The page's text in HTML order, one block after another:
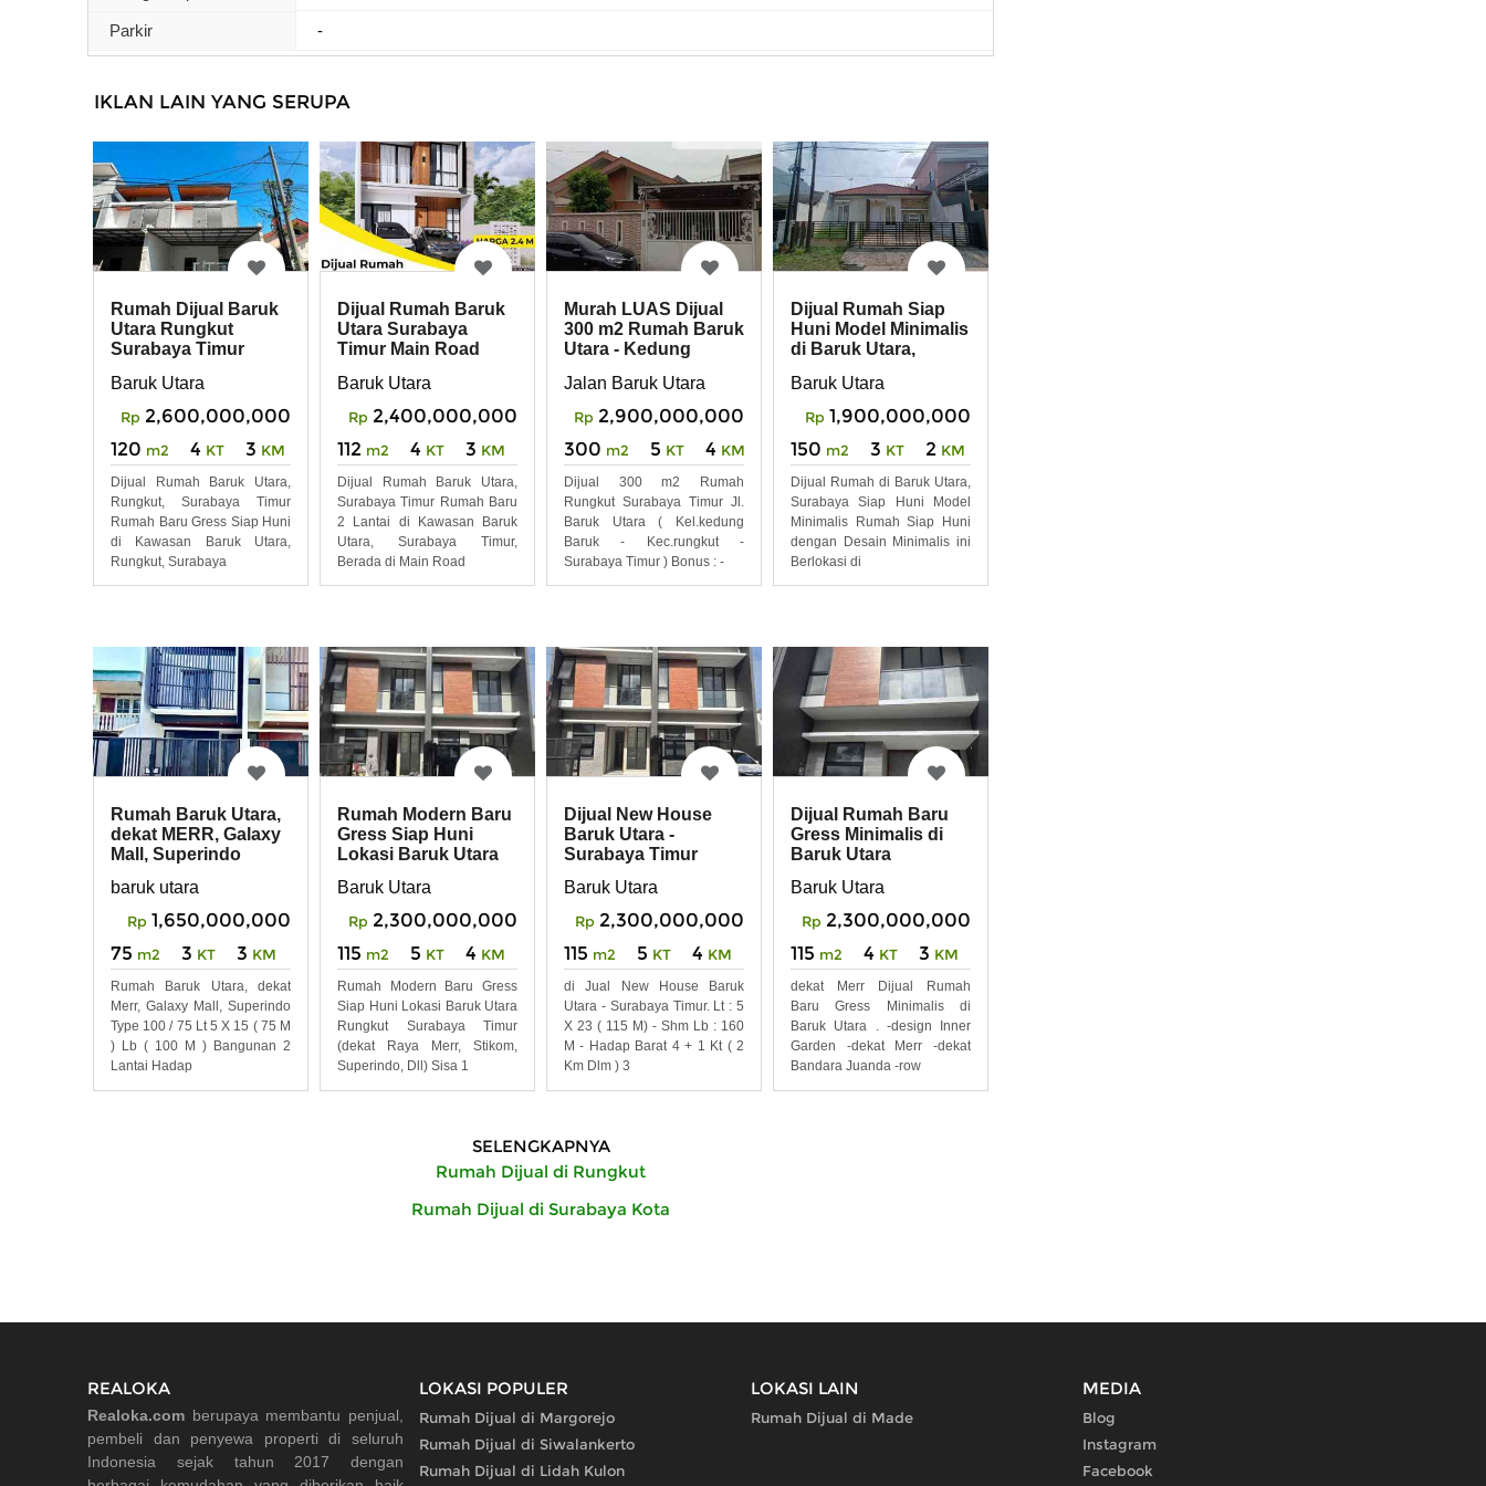
Parkir -
IKLAN LAIN YANG SERUPA
Rumah Dijual Baruk
Utara Rungkut
Surabaya Timur
Gres
Baruk Utara
Rp 2,600,000,000
120 m2 4 KT 3 KM
Dijual Rumah Baruk Utara,
Rungkut, Surabaya Timur
Rumah Baru Gress Siap Huni
di Kawasan Baruk Utara,
Rungkut, Surabaya
Dijual Rumah Baruk
Utara Surabaya
Timur Main Road
Baruk Utara
Rp 2,400,000,000
112 m2 4 KT 3 KM
Dijual Rumah Baruk Utara,
Surabaya Timur Rumah Baru
2 Lantai di Kawasan Baruk
Utara, Surabaya Timur,
Berada di Main Road
Murah LUAS Dijual
300 m2 Rumah Baruk
Utara - Kedung
Jalan Baruk Utara
Rp 2,900,000,000
300 m2 5 KT 4 KM
Dijual 300 m2 Rumah
Rungkut Surabaya Timur Jl.
Baruk Utara ( Kel.kedung
Baruk - Kec.rungkut -
Surabaya Timur ) Bonus : -
Dijual Rumah Siap
Huni Model Minimalis
di Baruk Utara,
Baruk Utara
Rp 1,900,000,000
150 m2 3 KT 2 KM
Dijual Rumah di Baruk Utara,
Surabaya Siap Huni Model
Minimalis Rumah Siap Huni
dengan Desain Minimalis ini
Berlokasi di
Rumah Baruk Utara,
dekat MERR, Galaxy
Mall, Superindo
baruk utara
Rp 1,650,000,000
75 m2 3 KT 3 KM
Rumah Baruk Utara, dekat
Merr, Galaxy Mall, Superindo
Type 100 / 75 Lt 5 X 15 ( 75 M
) Lb ( 100 M ) Bangunan 2
Lantai Hadap
Rumah Modern Baru
Gress Siap Huni
Lokasi Baruk Utara
Baruk Utara
Rp 2,300,000,000
115 m2 5 KT 4 KM
Rumah Modern Baru Gress
Siap Huni Lokasi Baruk Utara
Rungkut Surabaya Timur
(dekat Raya Merr, Stikom,
Superindo, Dll) Sisa 1
Dijual New House
Baruk Utara -
Surabaya Timur
Baruk Utara
Rp 2,300,000,000
115 m2 5 KT 4 KM
di Jual New House Baruk
Utara - Surabaya Timur. Lt : 5
X 23 ( 115 M) - Shm Lb : 160
M - Hadap Barat 4 + 1 Kt ( 2
Km Dlm ) 3
Dijual Rumah Baru
Gress Minimalis di
Baruk Utara
Baruk Utara
Rp 2,300,000,000
115 m2 4 KT 3 KM
dekat Merr Dijual Rumah
Baru Gress Minimalis di
Baruk Utara . -design Inner
Garden -dekat Merr -dekat
Bandara Juanda -row
SELENGKAPNYA
Rumah Dijual di Rungkut
Rumah Dijual di Surabaya Kota
REALOKA
Realoka.com berupaya membantu penjual,
pembeli dan penyewa properti di seluruh
Indonesia sejak tahun 2017 dengan
LOKASI POPULER
Rumah Dijual di Margorejo
Rumah Dijual di Siwalankerto
Rumah Dijual di Lidah Kulon
LOKASI LAIN
Rumah Dijual di Made
MEDIA
Blog
Instagram
Facebook